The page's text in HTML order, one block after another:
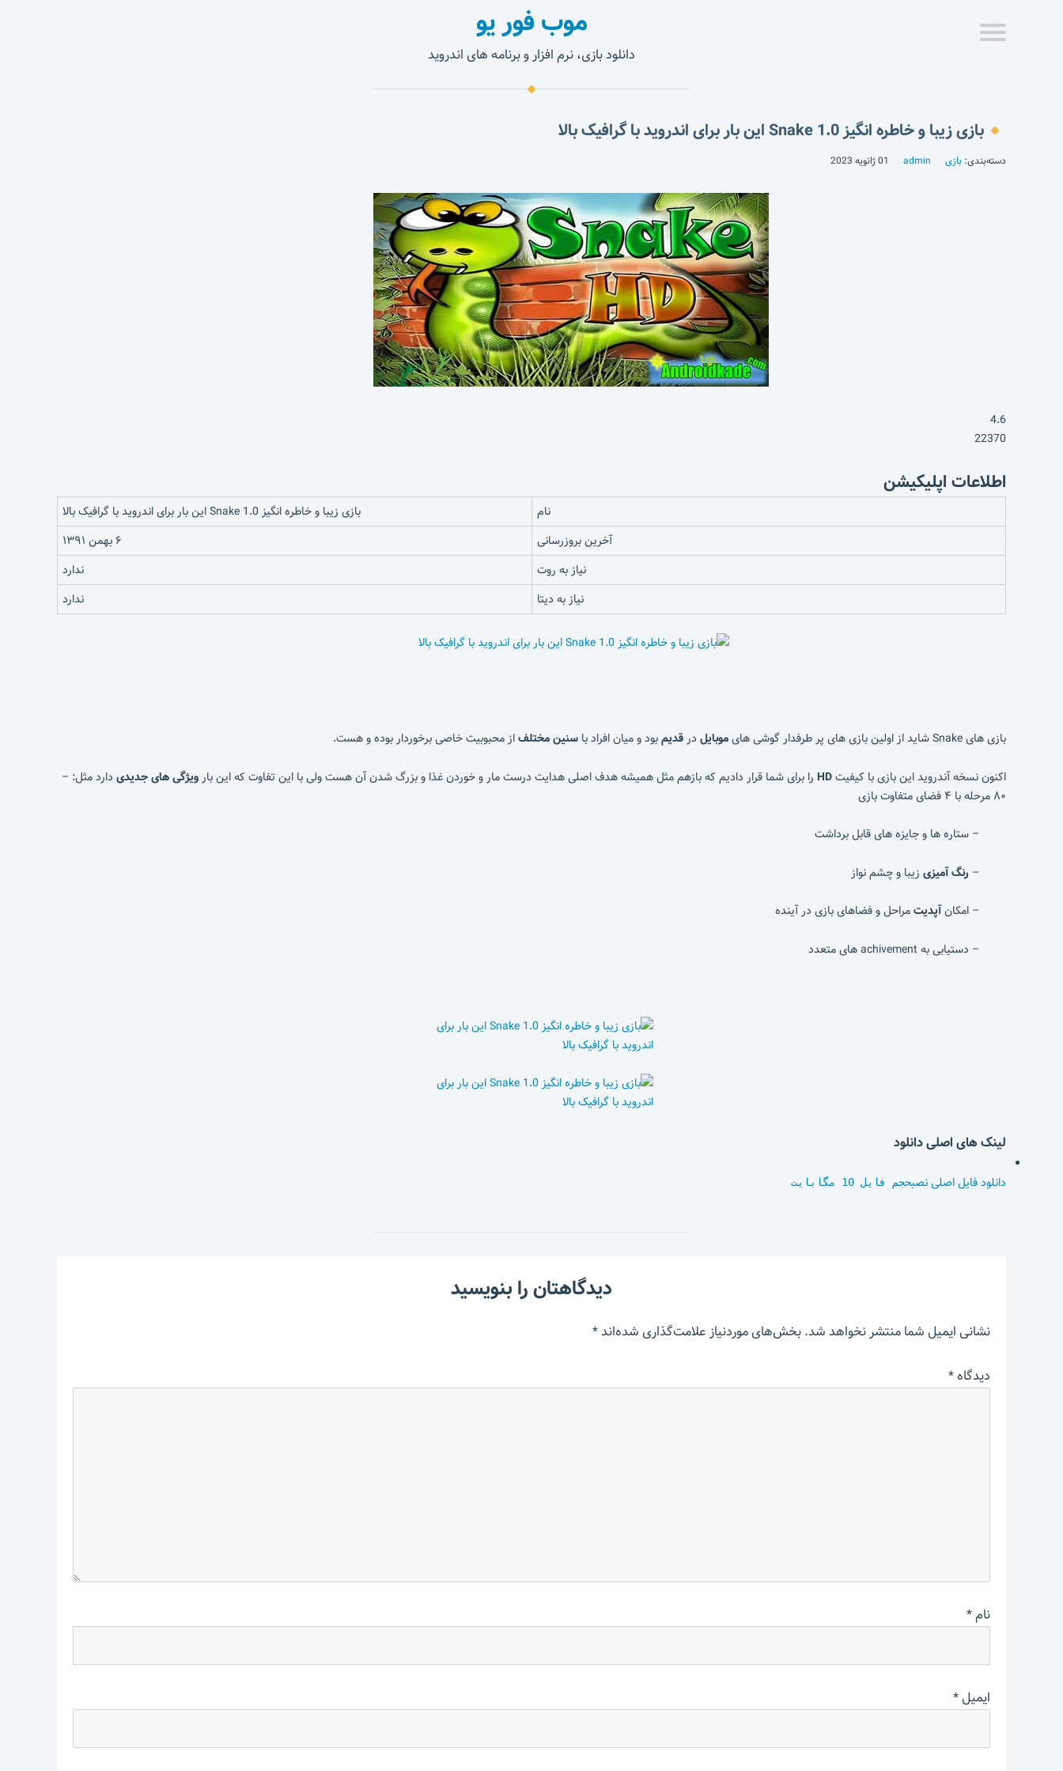
موب فور یو
دانلود بازی، نرم افزار و برنامه های اندروید
بازی زیبا و خاطره انگیز Snake 1.0 این بار برای اندروید با گرافیک بالا
دسته‌بندی: بازی admin 01 ژانویه 2023
4.6
22370
اطلاعات اپلیکیشن
نام
بازی زیبا و خاطره انگیز Snake 1.0 این بار برای اندروید با گرافیک بالا
آخرین بروزرسانی
۶ بهمن ۱۳۹۱
نیاز به روت
ندارد
نیاز به دیتا
ندارد
بازی های Snake شاید از اولین بازی های پر طرفدار گوشی های موبایل درقدیمبود و میان افراد با سنین مختلفاز محبوبیت خاصی برخوردار بوده و هست.
اکنون نسخه آندروید این بازی با کیفیتHD را برای شما قرار دادیم که بازهم مثل همیشه هدف اصلی هدایت درست مار و خوردن غذا و بزرگ شدن آن هست ولی با این تفاوت که این بار ویژگی های جدیدی دارد مثل: –
۸۰ مرحله با ۴ فضای متفاوت بازی
– ستاره ها و جایزه های قابل برداشت
– رنگ آمیزی زیبا و چشم نواز
– امکانآپدیتمراحل و فضاهای بازی در آینده
– دستیابی به achivement های متعدد
لینک های اصلی دانلود
دانلود فایل اصلی نصبحجم فایل 10 مگابایت
دیدگاهتان را بنویسید
نشانی ایمیل شما منتشر نخواهد شد.بخش‌های موردنیاز علامت‌گذاری شده‌اند*
دیدگاه*
نام*
ایمیل*